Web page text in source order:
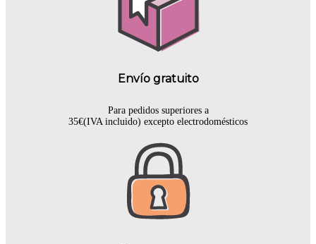
Envío gratuito
Para pedidos superiores a
35€(IVA incluido) excepto electrodomésticos